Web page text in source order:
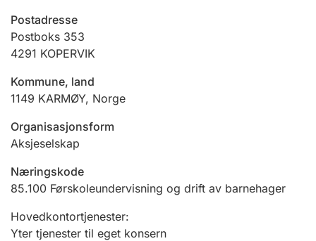
Ektepaktveileder
Andre tema
Postadresse
Postboks 353
4291 KOPERVIK
Kommune, land
1149 KARMØY, Norge
Organisasjonsform
Aksjeselskap
Næringskode
85.100 Førskoleundervisning og drift av barnehager
Hovedkontortjenester:
Yter tjenester til eget konsern